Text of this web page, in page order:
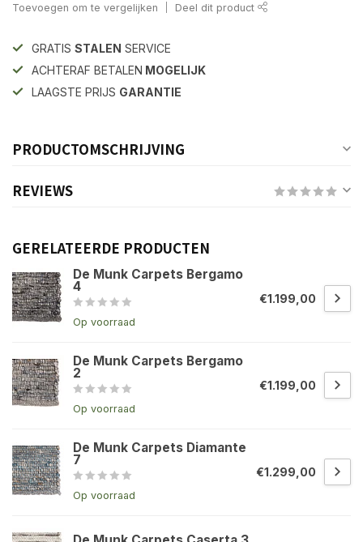
Toevoegen om te vergelijken Deel dit product
GRATIS STALEN SERVICE
ACHTERAF BETALEN MOGELIJK
LAAGSTE PRIJS GARANTIE
PRODUCTOMSCHRIJVING
REVIEWS
GERELATEERDE PRODUCTEN
De Munk Carpets Bergamo
4
Op voorraad
€1.199,00
De Munk Carpets Bergamo
2
Op voorraad
€1.199,00
De Munk Carpets Diamante
7
Op voorraad
€1.299,00